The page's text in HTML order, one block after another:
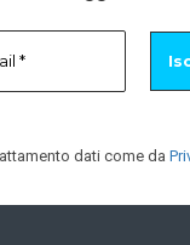
dati come da